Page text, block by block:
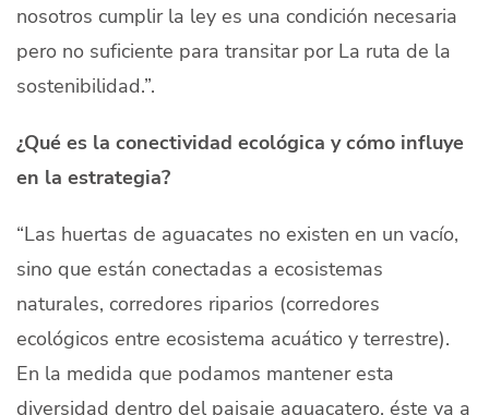
nosotros cumplir la ley es una condición necesaria
pero no suficiente para transitar por La ruta de la
sostenibilidad.”.
¿Qué es la conectividad ecológica y cómo influye
en la estrategia?
“Las huertas de aguacates no existen en un vacío,
sino que están conectadas a ecosistemas
naturales, corredores riparios (corredores
ecológicos entre ecosistema acuático y terrestre).
En la medida que podamos mantener esta
diversidad dentro del paisaje aguacatero, éste va a